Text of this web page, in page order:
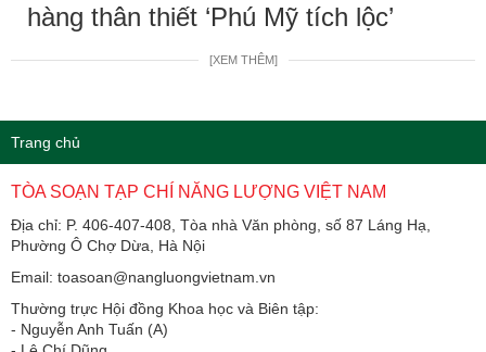
hàng thân thiết ‘Phú Mỹ tích lộc’
[XEM THÊM]
Trang chủ
TÒA SOẠN TẠP CHÍ NĂNG LƯỢNG VIỆT NAM
Địa chỉ: P. 406-407-408, Tòa nhà Văn phòng, số 87 Láng Hạ,
Phường Ô Chợ Dừa, Hà Nội
Email: toasoan@nangluongvietnam.vn
Thường trực Hội đồng Khoa học và Biên tập:
​​​​​​- Nguyễn Anh Tuấn (A)